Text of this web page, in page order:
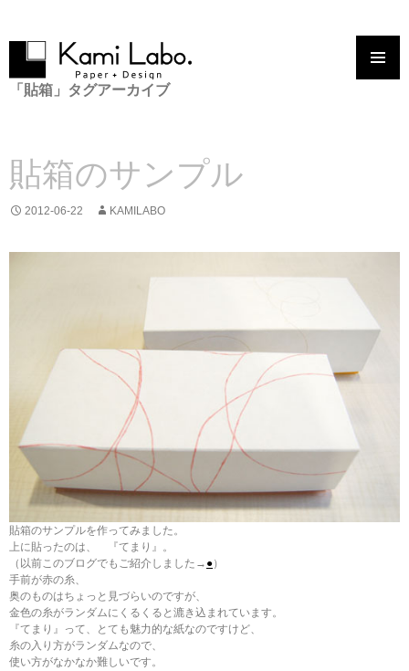
「貼箱」タグアーカイブ
貼箱のサンプル
2012-06-22 KAMILABO
貼箱のサンプルを作ってみました。
上に貼ったのは、 『てまり』。
（以前このブログでもご紹介しました→ ●）
手前が赤の糸、
奥のものはちょっと見づらいのですが、
金色の糸がランダムにくるくると漉き込まれています。
『てまり』って、とても魅力的な紙なのですけど、
糸の入り方がランダムなので、
使い方がなかなか難しいです。